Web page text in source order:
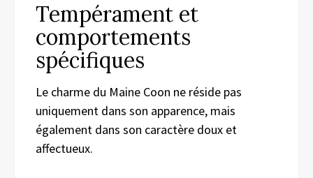
Tempérament et
comportements
spécifiques
Le charme du Maine Coon ne réside pas
uniquement dans son apparence, mais
également dans son caractère doux et
affectueux.